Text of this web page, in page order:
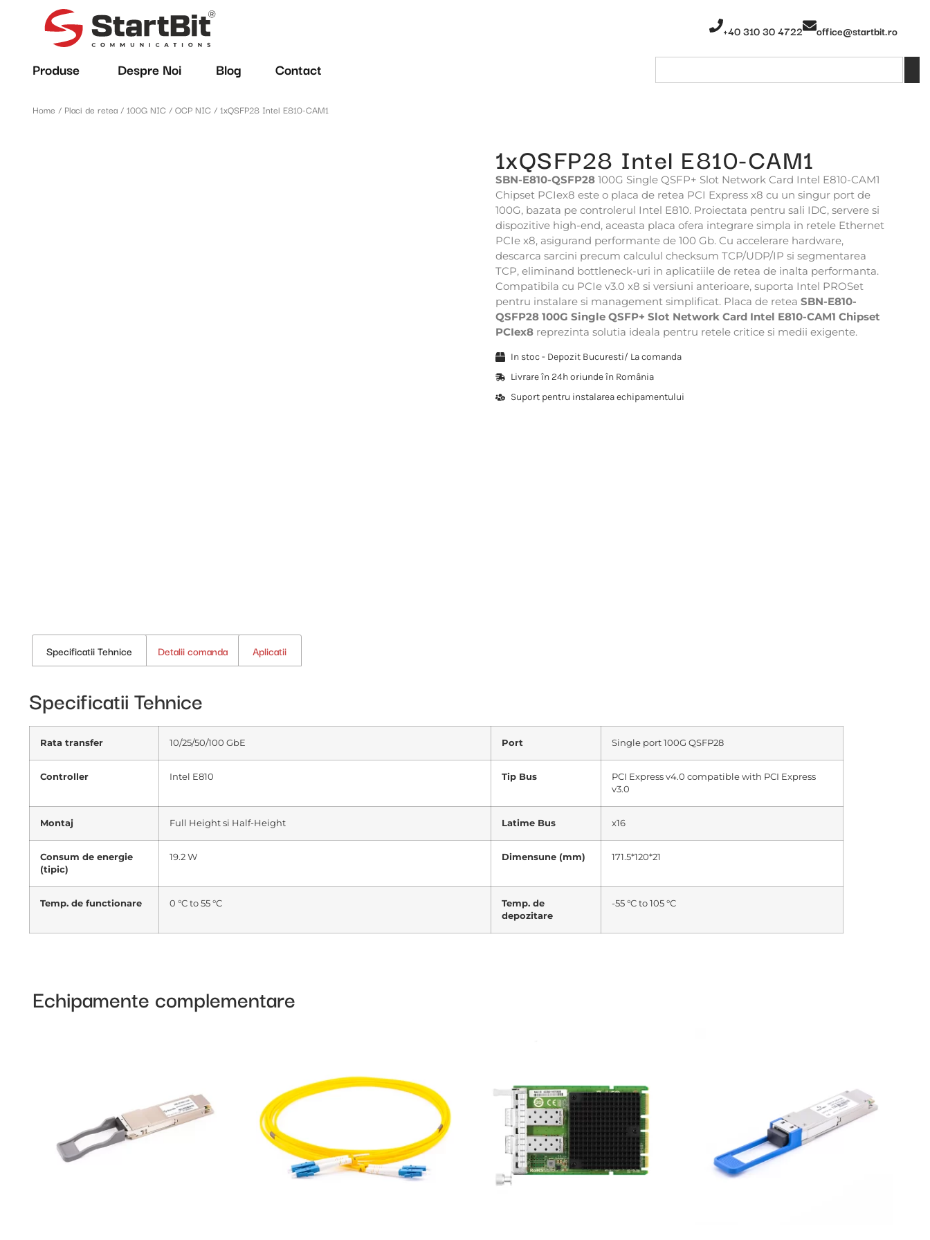
office@startbit.ro
+40 310 30 4722
Produse Despre Noi Blog Contact
Home / Placi de retea / 100G NIC / OCP NIC / 1xQSFP28 Intel E810-CAM1
1xQSFP28 Intel E810-CAM1
SBN-E810-QSFP28 100G Single QSFP+ Slot Network Card Intel E810-CAM1
Chipset PCIex8 este o placa de retea PCI Express x8 cu un singur port de
100G, bazata pe controlerul Intel E810. Proiectata pentru sali IDC, servere si
dispozitive high-end, aceasta placa ofera integrare simpla in retele Ethernet
PCIe x8, asigurand performante de 100 Gb. Cu accelerare hardware,
descarca sarcini precum calculul checksum TCP/UDP/IP si segmentarea
TCP, eliminand bottleneck-uri in aplicatiile de retea de inalta performanta.
Compatibila cu PCIe v3.0 x8 si versiuni anterioare, suporta Intel PROSet
pentru instalare si management simplificat. Placa de retea SBN-E810-
QSFP28 100G Single QSFP+ Slot Network Card Intel E810-CAM1 Chipset
PCIex8reprezinta solutia ideala pentru retele critice si medii exigente.
In stoc - Depozit Bucuresti/ La comanda
Livrare în 24h oriunde în România
Suport pentru instalarea echipamentului
Specificatii Tehnice Detalii comanda Aplicatii
Specificatii Tehnice
Rata transfer 10/25/50/100 GbE Port Single port 100G QSFP28
Controller Intel E810 Tip Bus
PCI Express v4.0 compatible with PCI Express
v3.0
Montaj Full Height si Half-Height Latime Bus x16
Consum de energie
(tipic)
19.2 W Dimensune (mm) 171.5*120*21
Temp. de functionare 0 °C to 55 °C
Temp. de
depozitare
-55 °C to 105 °C
Echipamente complementare